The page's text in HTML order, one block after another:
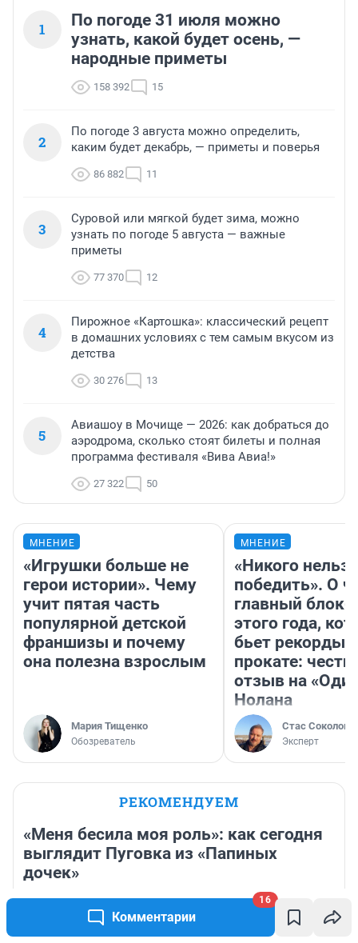
Комментарии
16
1
По погоде 31 июля можно
узнать, какой будет осень, —
народные приметы
158 392 15
2
По погоде 3 августа можно определить,
каким будет декабрь, — приметы и поверья
86 882 11
3
Суровой или мягкой будет зима, можно
узнать по погоде 5 августа — важные
приметы
77 370 12
4
Пирожное «Картошка»: классический рецепт
в домашних условиях с тем самым вкусом из
детства
30 276 13
5
Авиашоу в Мочище — 2026: как добраться до
аэродрома, сколько стоят билеты и полная
программа фестиваля «Вива Авиа!»
27 322 50
МНЕНИЕ
«Игрушки больше не
герои истории». Чему
учит пятая часть
популярной детской
франшизы и почему
она полезна взрослым
Мария Тищенко
Обозреватель
МНЕНИЕ
«Никого нельзя
победить». О
главный
этого года,
бьет рекорды в
прокате:
отзыв на
Нолана
Стас Соколов
Эксперт
РЕКОМЕНДУЕМ
«Меня бесила моя роль»: как сегодня
выглядит Пуговка из «Папиных
дочек»
9 часов 4 061 1
Август перевернет жизнь Козерогов. К чему готовит
ретроградный Сатурн — прогноз